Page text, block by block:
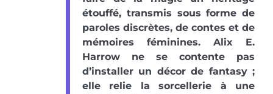
étouffé, transmis sous forme de
paroles discrètes, de contes et de
mémoires féminines. Alix E.
Harrow ne se contente pas
d’installer un décor de fantasy ;
elle relie la sorcellerie à une